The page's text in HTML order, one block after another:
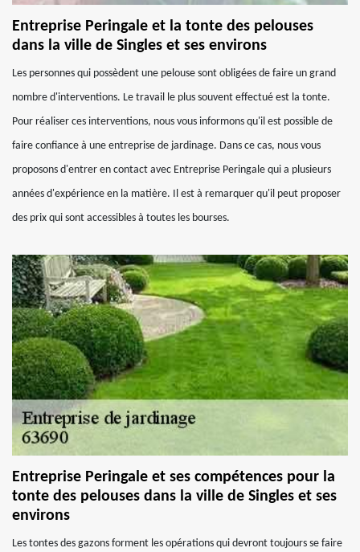
Entreprise Peringale et la tonte des pelouses
dans la ville de Singles et ses environs
Les personnes qui possèdent une pelouse sont obligées de faire un grand
nombre d'interventions. Le travail le plus souvent effectué est la tonte.
Pour réaliser ces interventions, nous vous informons qu'il est possible de
faire confiance à une entreprise de jardinage. Dans ce cas, nous vous
proposons d'entrer en contact avec Entreprise Peringale qui a plusieurs
années d'expérience en la matière. Il est à remarquer qu'il peut proposer
des prix qui sont accessibles à toutes les bourses.
Entreprise Peringale et ses compétences pour la
tonte des pelouses dans la ville de Singles et ses
environs
Les tontes des gazons forment les opérations qui devront toujours se faire